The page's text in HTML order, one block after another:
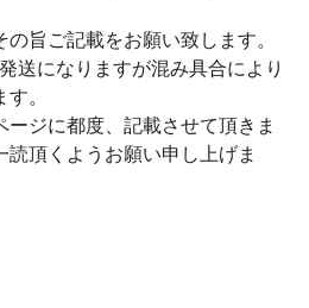
旨ご記載をお願い致します。
送になりますが混み具合により
。
ジに都度、記載させて頂きま
頂くようお願い申し上げま